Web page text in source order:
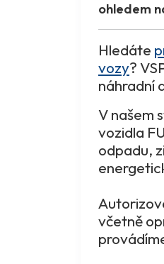
ohledem
Hledáte
vozy?
náhradní
V našem
vozidla
odpadu,
včetně